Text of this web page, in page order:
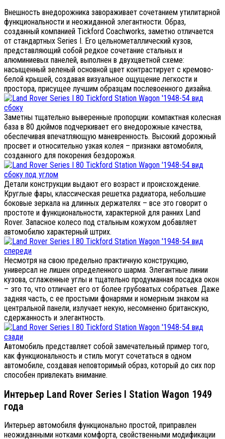
Внешность внедорожника завораживает сочетанием утилитарной
функциональности и неожиданной элегантности. Образ,
созданный компанией Tickford Coachworks, заметно отличается
от стандартных Series I. Его цельнометаллический кузов,
представляющий собой редкое сочетание стальных и
алюминиевых панелей, выполнен в двухцветной схеме:
насыщенный зеленый основной цвет контрастирует с кремово-
белой крышей, создавая визуальное ощущение легкости и
простора, присущее лучшим образцам послевоенного дизайна.
Заметны тщательно выверенные пропорции: компактная колесная
база в 80 дюймов подчеркивает его внедорожные качества,
обеспечивая впечатляющую маневренность. Высокий дорожный
просвет и относительно узкая колея – признаки автомобиля,
созданного для покорения бездорожья.
Детали конструкции выдают его возраст и происхождение.
Круглые фары, классическая решетка радиатора, небольшие
боковые зеркала на длинных держателях – все это говорит о
простоте и функциональности, характерной для ранних Land
Rover. Запасное колесо под стальным кожухом добавляет
автомобилю характерный штрих.
Несмотря на свою предельно практичную конструкцию,
универсал не лишен определенного шарма. Элегантные линии
кузова, сглаженные углы и тщательно продуманная посадка окон
– это то, что отличает его от более грубоватых собратьев. Даже
задняя часть, с ее простыми фонарями и номерным знаком на
центральной панели, излучает некую, несомненно британскую,
сдержанность и элегантность.
Автомобиль представляет собой замечательный пример того,
как функциональность и стиль могут сочетаться в одном
автомобиле, создавая неповторимый образ, который до сих пор
способен привлекать внимание.
Интерьер Land Rover Series I Station Wagon 1949
года
Интерьер автомобиля функционально простой, приправлен
неожиданными нотками комфорта, свойственными модификации